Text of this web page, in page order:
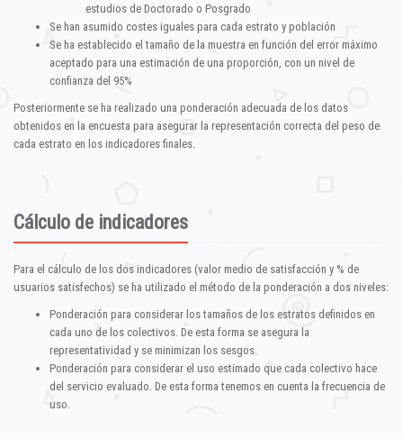
estudios de Doctorado o Posgrado
Se han asumido costes iguales para cada estrato y población
Se ha establecido el tamaño de la muestra en función del error máximo
aceptado para una estimación de una proporción, con un nivel de
confianza del 95%
Posteriormente se ha realizado una ponderación adecuada de los datos
obtenidos en la encuesta para asegurar la representación correcta del peso de
cada estrato en los indicadores finales.
Cálculo de indicadores
Para el cálculo de los dos indicadores (valor medio de satisfacción y % de
usuarios satisfechos) se ha utilizado el método de la ponderación a dos niveles:
Ponderación para considerar los tamaños de los estratos definidos en
cada uno de los colectivos. De esta forma se asegura la
representatividad y se minimizan los sesgos.
Ponderación para considerar el uso estimado que cada colectivo hace
del servicio evaluado. De esta forma tenemos en cuenta la frecuencia de
uso.